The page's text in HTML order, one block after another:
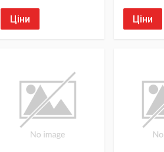
Ціни Ціни